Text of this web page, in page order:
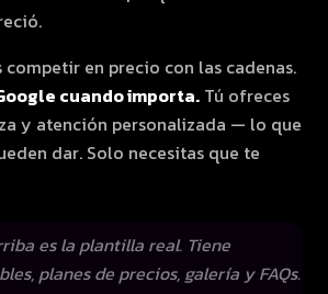
competir en precio con las cadenas.
cuando importa. Tú ofreces
y atención personalizada — lo que
dar. Solo necesitas que te
es la plantilla real. Tiene
planes de precios, galería y FAQs.